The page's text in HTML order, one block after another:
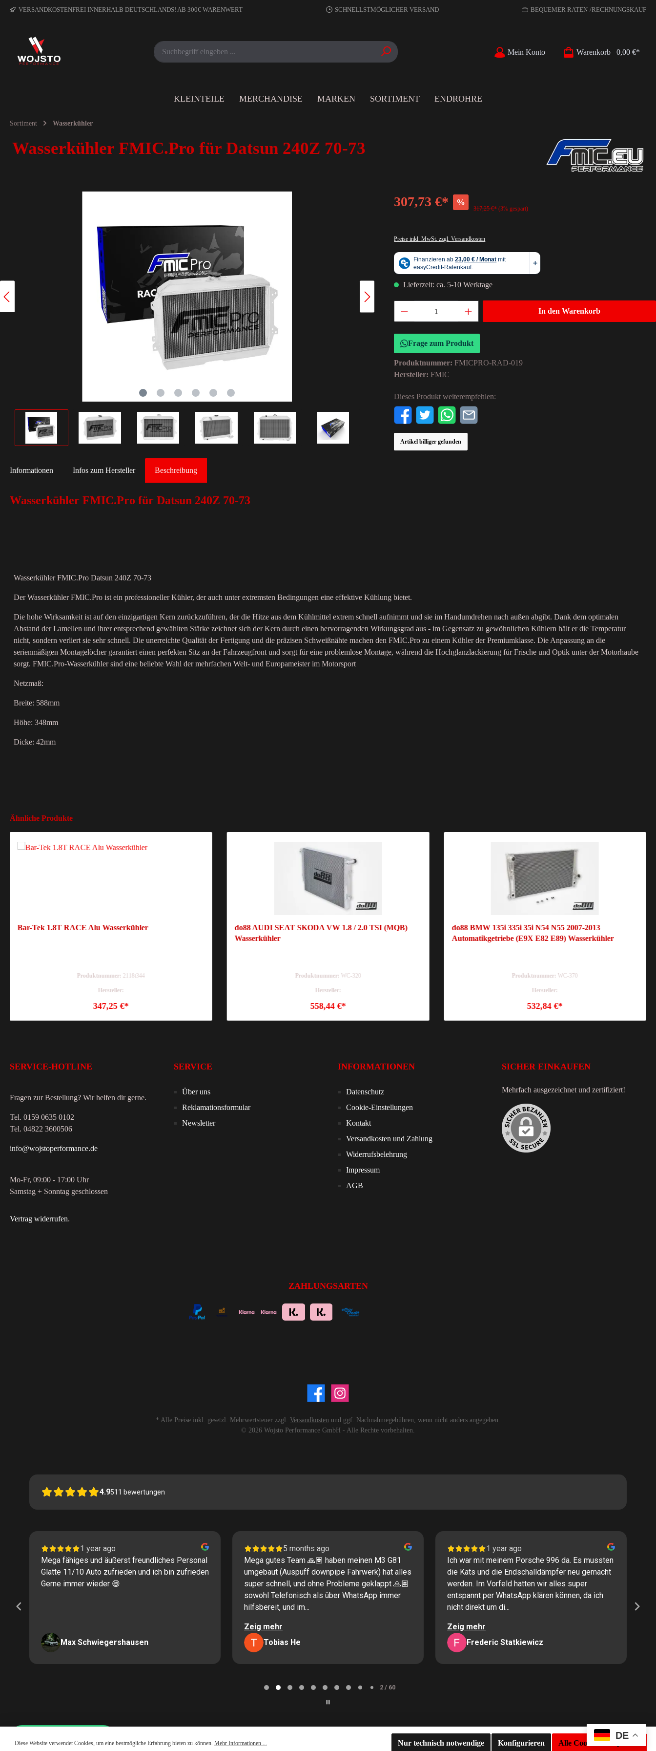
DE
VERSANDKOSTENFREI INNERHALB DEUTSCHLANDS! AB 300€ WARENWERT SCHNELLSTMÖGLICHER VERSAND BEQUEMER RATEN-/RECHNUNGSKAUF
Mein Konto Warenkorb 0,00 €*
KLEINTEILE MERCHANDISE MARKEN SORTIMENT ENDROHRE
Sortiment Wasserkühler
Wasserkühler FMIC.Pro für Datsun 240Z 70-73
307,73 €* %
317,25 €* (3% gespart)
Preise inkl. MwSt. zzgl. Versandkosten
Lieferzeit: ca. 5-10 Werktage
In den Warenkorb
Frage zum Produkt
Produktnummer:FMICPRO-RAD-019
Hersteller:FMIC
Dieses Produkt weiterempfehlen:
Artikel billiger gefunden
Beschreibung
Informationen Infos zum Hersteller
Wasserkühler FMIC.Pro für Datsun 240Z 70-73
Wasserkühler FMIC.Pro Datsun 240Z 70-73
Der Wasserkühler FMIC.Pro ist ein professioneller Kühler, der auch unter extremsten Bedingungen eine effektive Kühlung bietet.
Die hohe Wirksamkeit ist auf den einzigartigen Kern zurückzuführen, der die Hitze aus dem Kühlmittel extrem schnell aufnimmt und sie im Handumdrehen nach außen abgibt. Dank dem optimalen
Abstand der Lamellen und ihrer entsprechend gewählten Stärke zeichnet sich der Kern durch einen hervorragenden Wirkungsgrad aus - im Gegensatz zu gewöhnlichen Kühlern hält er die Temperatur
nicht, sondern verliert sie sehr schnell. Die unerreichte Qualität der Fertigung und die präzisen Schweißnähte machen den FMIC.Pro zu einem Kühler der Premiumklasse. Die Anpassung an die
serienmäßigen Montagelöcher garantiert einen perfekten Sitz an der Fahrzeugfront und sorgt für eine problemlose Montage, während die Hochglanzlackierung für Frische und Optik unter der Motorhaube
sorgt. FMIC.Pro-Wasserkühler sind eine beliebte Wahl der mehrfachen Welt- und Europameister im Motorsport
Netzmaß:
Breite: 588mm
Höhe: 348mm
Dicke: 42mm
Ähnliche Produkte
Bar-Tek 1.8T RACE Alu Wasserkühler
Produktnummer: 2118t344
Hersteller:
347,25 €*
do88 AUDI SEAT SKODA VW 1.8 / 2.0 TSI (MQB)
Wasserkühler
Produktnummer: WC-320
Hersteller:
558,44 €*
do88 BMW 135i 335i 35i N54 N55 2007-2013
Automatikgetriebe (E9X E82 E89) Wasserkühler
Produktnummer:WC-370
Hersteller:
532,84 €*
SERVICE-HOTLINE
Fragen zur Bestellung? Wir helfen dir gerne.
Tel. 0159 0635 0102
Tel. 04822 3600506
info@wojstoperformance.de
Mo-Fr, 09:00 - 17:00 Uhr
Samstag + Sonntag geschlossen
Vertrag widerrufen.
SERVICE
Über uns
Reklamationsformular
Newsletter
INFORMATIONEN
Datenschutz
Cookie-Einstellungen
Kontakt
Versandkosten und Zahlung
Widerrufsbelehrung
Impressum
AGB
SICHER EINKAUFEN
Mehrfach ausgezeichnet und zertifiziert!
ZAHLUNGSARTEN
* Alle Preise inkl. gesetzl. Mehrwertsteuer zzgl. Versandkosten und ggf. Nachnahmegebühren, wenn nicht anders angegeben.
© 2026 Wojsto Performance GmbH - Alle Rechte vorbehalten.
Diese Website verwendet Cookies, um eine bestmögliche Erfahrung bieten zu können. Mehr Informationen ... Nur technisch notwendige Konfigurieren Alle Cookies akzeptieren
4.9511 bewertungen
1 year ago
Mega fähiges und äußerst freundliches Personal
Glatte 11/10 Auto zufrieden und ich bin zufrieden
Gerne immer wieder 😄
Max Schwiegershausen
5 months ago
Mega gutes Team 🙏🏽 haben meinen M3 G81
umgebaut (Auspuff downpipe Fahrwerk) hat alles
super schnell, und ohne Probleme geklappt 🙏🏽
sowohl Telefonisch als über WhatsApp immer
hilfsbereit, und im...
Zeig mehr
Tobias He
1 year ago
Ich war mit meinem Porsche 996 da. Es mussten
die Kats und die Endschalldämpfer neu gemacht
werden. Im Vorfeld hatten wir alles super
entspannt per WhatsApp klären können, da ich
nicht direkt um di...
Zeig mehr
Frederic Statkiewicz
2 / 60